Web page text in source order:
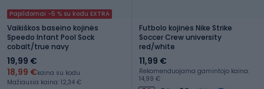
Papildomai -5 % su kodu EXTRA
Vaikiškos baseino kojinės
Speedo Infant Pool Sock
cobalt/true navy
19,99 €
18,99 €kaina su kodu
Mažiausia kaina: 12,34 €
Futbolo kojinės Nike Strike
Soccer Crew university
red/white
11,99 €
Rekomenduojama gamintojo kaina:
14,99 €